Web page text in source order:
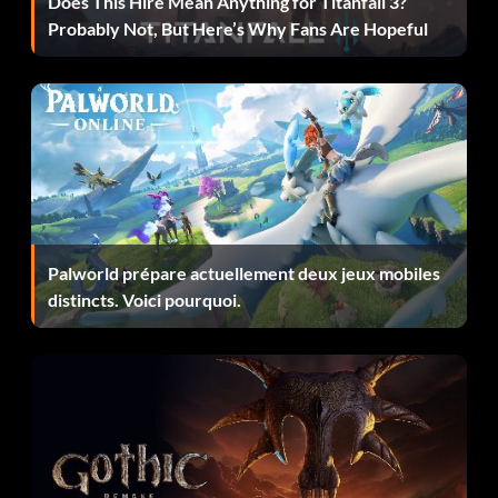
Débloquer Syracuse FMV 2
Entrez le mot de passe MICHAELHUNT dans le menu de
triche.
Débloquer UGP Roots Jam FMV 2
Entrez le mot de passe BOOTYCALL dans le menu de
triche.
Déverrouiller Rampage Skatepark FMV 2
Entrez le mot de passe BURLESQUE dans le menu de
triche
Probably Not, But Here’s Why Fans Are Hopeful
Palworld prépare actuellement deux jeux mobiles
distincts. Voici pourquoi.